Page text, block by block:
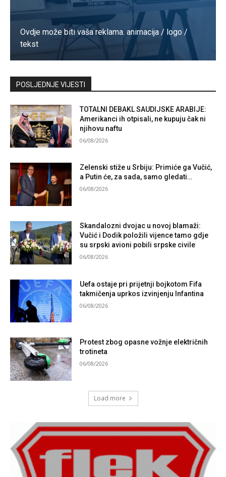
Ovdje može biti vaša reklama. animacija / logo /
tekst
Kontaktirajte nas
POSLJEDNJE VIJESTI
TOTALNI DEBAKL SAUDIJSKE ARABIJE:
Amerikanci ih otpisali, ne kupuju čak ni
njihovu naftu
06/08/2026
Zelenski stiže u Srbiju: Primiće ga Vučić,
a Putin će, za sada, samo gledati…
06/08/2026
Skandalozni dvojac u novoj blamaži:
Vučić i Dodik položili vijence tamo gdje
su srpski avioni pobili srpske civile
06/08/2026
Uefa ostaje pri prijetnji bojkotom Fifa
takmičenja uprkos izvinjenju Infantina
06/08/2026
Protest zbog opasne vožnje električnih
trotineta
06/08/2026
Load more